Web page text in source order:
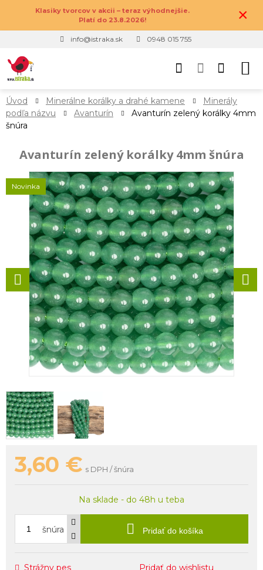
Klasiky tvorcov v akcii – teraz výhodnejšie.
Platí do 23.8.2026!
×
info@istraka.sk 0948 015 755
Úvod Minerálne korálky a drahé kamene
Minerály
podľa názvu
Avanturín
Avanturín zelený korálky 4mm
šnúra
Avanturín zelený korálky 4mm šnúra
Novinka
3,60 € s DPH / šnúra
Na sklade - do 48h u teba
šnúra Pridať do košíka
Strážny pes Pridať do wishlistu